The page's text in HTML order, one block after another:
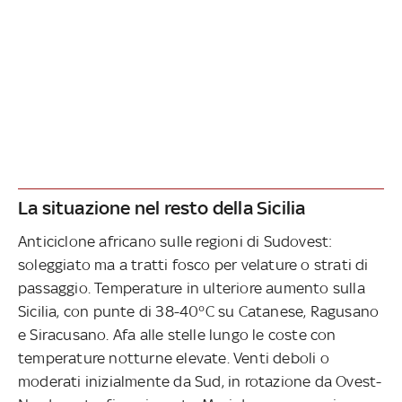
La situazione nel resto della Sicilia
Anticiclone africano sulle regioni di Sudovest:
soleggiato ma a tratti fosco per velature o strati di
passaggio. Temperature in ulteriore aumento sulla
Sicilia, con punte di 38-40°C su Catanese, Ragusano
e Siracusano. Afa alle stelle lungo le coste con
temperature notturne elevate. Venti deboli o
moderati inizialmente da Sud, in rotazione da Ovest-